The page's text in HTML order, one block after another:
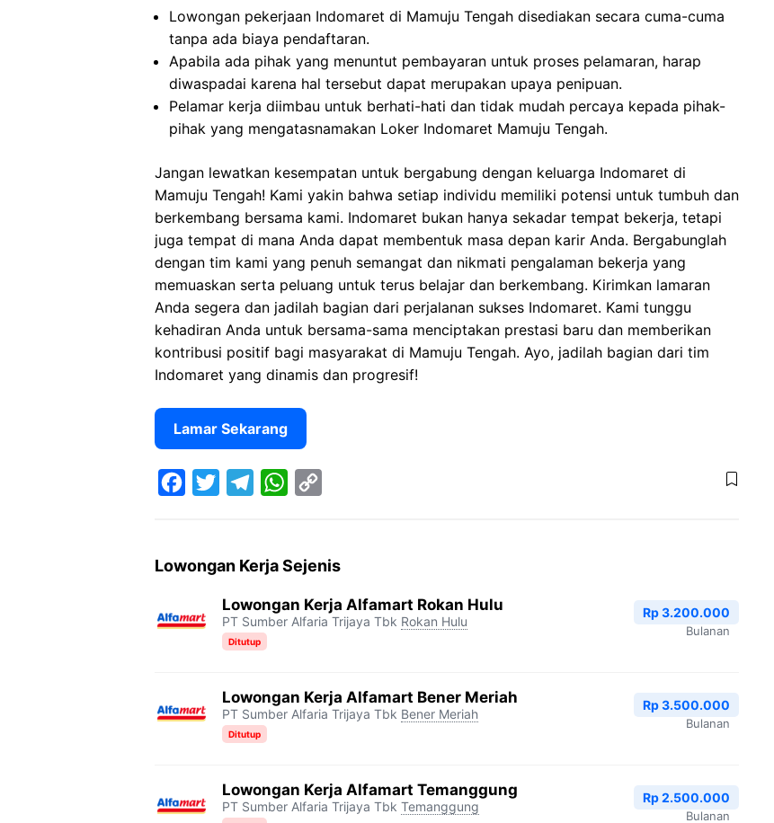
Lowongan pekerjaan Indomaret di Mamuju Tengah disediakan secara cuma-cuma
tanpa ada biaya pendaftaran.
Apabila ada pihak yang menuntut pembayaran untuk proses pelamaran, harap
diwaspadai karena hal tersebut dapat merupakan upaya penipuan.
Pelamar kerja diimbau untuk berhati-hati dan tidak mudah percaya kepada pihak-
pihak yang mengatasnamakan Loker Indomaret Mamuju Tengah.
Jangan lewatkan kesempatan untuk bergabung dengan keluarga Indomaret di
Mamuju Tengah! Kami yakin bahwa setiap individu memiliki potensi untuk tumbuh dan
berkembang bersama kami. Indomaret bukan hanya sekadar tempat bekerja, tetapi
juga tempat di mana Anda dapat membentuk masa depan karir Anda. Bergabunglah
dengan tim kami yang penuh semangat dan nikmati pengalaman bekerja yang
memuaskan serta peluang untuk terus belajar dan berkembang. Kirimkan lamaran
Anda segera dan jadilah bagian dari perjalanan sukses Indomaret. Kami tunggu
kehadiran Anda untuk bersama-sama menciptakan prestasi baru dan memberikan
kontribusi positif bagi masyarakat di Mamuju Tengah. Ayo, jadilah bagian dari tim
Indomaret yang dinamis dan progresif!
Lamar Sekarang
c
b
i
t
l
g
r
m
a
s
A
p
p
L
k
Lowongan Kerja Sejenis
Lowongan Kerja Alfamart Rokan Hulu
PT Sumber Alfaria Trijaya Tbk Rokan Hulu
Ditutup
Rp 3.200.000
Bulanan
Lowongan Kerja Alfamart Bener Meriah
PT Sumber Alfaria Trijaya Tbk Bener Meriah
Ditutup
Rp 3.500.000
Bulanan
Lowongan Kerja Alfamart Temanggung
PT Sumber Alfaria Trijaya Tbk Temanggung
Rp 2.500.000
Bulanan